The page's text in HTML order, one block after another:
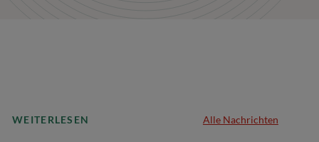
WEITERLESEN Alle Nachrichten